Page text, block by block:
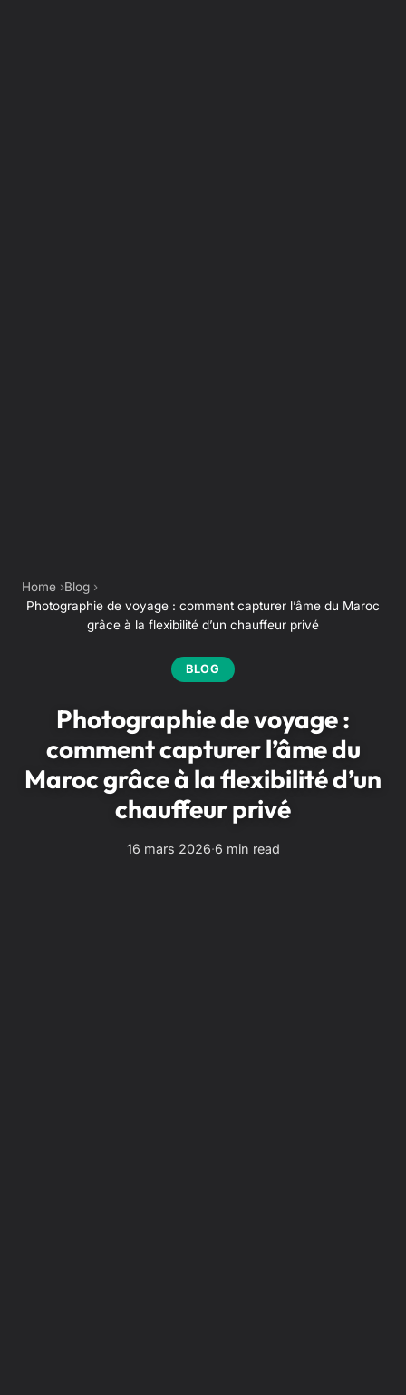
Home
Blog
Photographie de voyage : comment capturer l’âme du Maroc
grâce à la flexibilité d’un chauffeur privé
BLOG
Photographie de voyage :
comment capturer l’âme du
Maroc grâce à la flexibilité d’un
chauffeur privé
16 mars 2026·6 min read